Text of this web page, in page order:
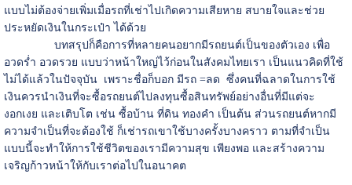
แบบไม่ต้องจ่ายเพิ่มเมื่อรถที่เช่าไปเกิดความเสียหาย สบายใจและช่วย
ประหยัดเงินในกระเป๋า ได้ด้วย
บทสรุปก็คือการที่หลายคนอยากมีรถยนต์เป็นของตัวเอง เพื่อ
อวดร่ำ อวดรวย แบบว่าหน้าใหญ่ไว้ก่อนในสังคมไทยเรา เป็นแนวคิดที่ใช้
ไม่ได้แล้วในปัจจุบัน เพราะชื่อก็บอก มีรถ =ลด ซึ่งคนที่ฉลาดในการใช้
เงินควรนำเงินที่จะซื้อรถยนต์ไปลงทุนซื้อสินทรัพย์อย่างอื่นที่มีแต่จะ
งอกเงย และเติบโต เช่น ซื้อบ้าน ที่ดิน ทองคำ เป็นต้น ส่วนรถยนต์หากมี
ความจำเป็นที่จะต้องใช้ ก็เช่ารถเขาใช้บางครั้งบางคราว ตามที่จำเป็น
แบบนี้จะทำให้การใช้ชีวิตของเรามีความสุข เพียงพอ และสร้างความ
เจริญก้าวหน้าให้กับเราต่อไปในอนาคต